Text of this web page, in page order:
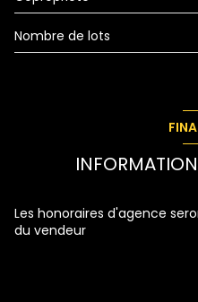
chambre
salle de bain
Nombre de lots
Les honoraires d'agence
du vendeur